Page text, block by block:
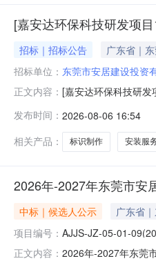
[嘉安达环保科技研发项
招标｜招标公告 广东省｜
招标单位： 东莞市安居建设投资
正文内容： [嘉安达环保科技研
判。一、项目名称及
改建为保障性租赁住
发布时间： 2026-08-06 16:54
相关产品：
标识制作 安装服
2026年-2027年东莞市安
中标｜候选人公示 广东省
项目编号： AJJS-JZ-05-01-
正文内容： 2026年-2027年东莞